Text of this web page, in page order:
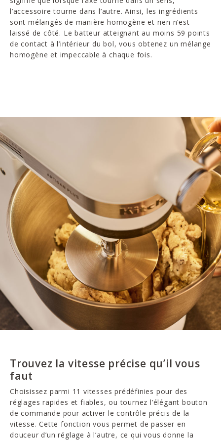
l’accessoire tourne dans l’autre. Ainsi, les ingrédients
sont mélangés de manière homogène et rien n’est
laissé de côté. Le batteur atteignant au moins 59 points
de contact à l’intérieur du bol, vous obtenez un mélange
homogène et impeccable à chaque fois.
Trouvez la vitesse précise qu’il vous
faut
Choisissez parmi 11 vitesses prédéfinies pour des
réglages rapides et fiables, ou tournez l’élégant bouton
de commande pour activer le contrôle précis de la
vitesse. Cette fonction vous permet de passer en
douceur d’un réglage à l’autre, ce qui vous donne la